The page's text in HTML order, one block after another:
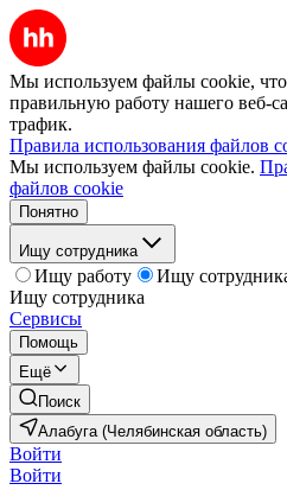
Мы используем файлы cookie,
правильную работу нашего веб-
трафик.
Правила использования файлов
Мы используем файлы cookie.
файлов cookie
Понятно
Ищу сотрудника
Ищу работу
Ищу
Ищу сотрудника
Сервисы
Помощь
Ещё
Поиск
Алабуга (Челябинская область)
Войти
Войти